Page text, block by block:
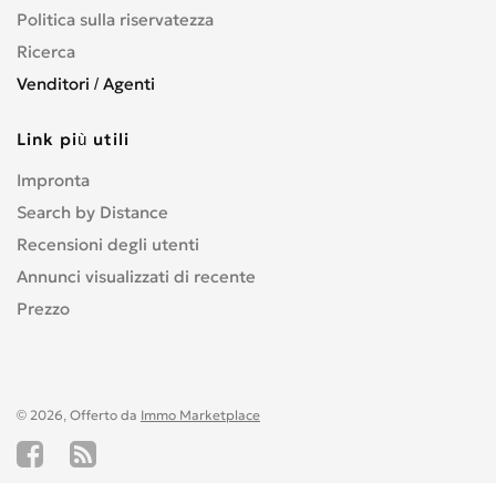
Politica sulla riservatezza
Ricerca
Venditori / Agenti
Link più utili
Impronta
Search by Distance
Recensioni degli utenti
Annunci visualizzati di recente
Prezzo
© 2026, Offerto da Immo Marketplace